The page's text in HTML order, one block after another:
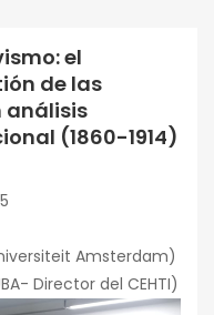
el
de las
análisis
(1860-1914)
Amsterdam)
Director del CEHTI)